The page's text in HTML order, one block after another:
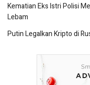
Kematian Eks Istri Polisi
Lebam
Putin Legalkan Kripto di